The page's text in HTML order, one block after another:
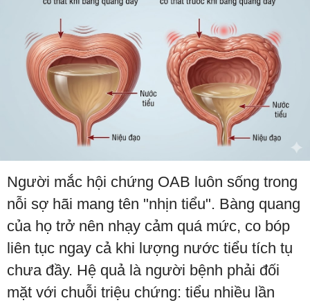
Người mắc hội chứng OAB luôn sống trong
nỗi sợ hãi mang tên "nhịn tiểu". Bàng quang
của họ trở nên nhạy cảm quá mức, co bóp
liên tục ngay cả khi lượng nước tiểu tích tụ
chưa đầy. Hệ quả là người bệnh phải đối
mặt với chuỗi triệu chứng: tiểu nhiều lần